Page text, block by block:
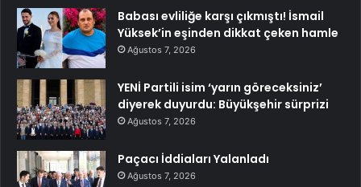
Babası evliliğe karşı çıkmıştı! İsmail
Yüksek’in eşinden dikkat çeken hamle
Ağustos 7, 2026
YENİ Partili isim ‘yarın göreceksiniz’
diyerek duyurdu: Büyükşehir sürprizi
Ağustos 7, 2026
Paçacı İddiaları Yalanladı
Ağustos 7, 2026